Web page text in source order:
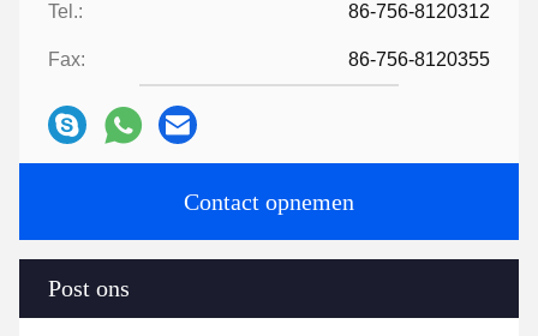
Tel.: 86-756-8120312
Fax: 86-756-8120355
Contact opnemen
Post ons